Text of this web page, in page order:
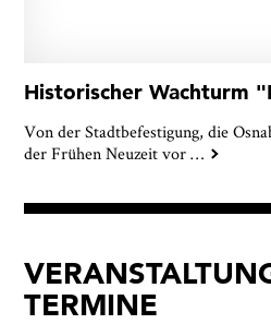
Historischer Wachturm
Von der Stadtbefestigung, die
der Frühen Neuzeit vor…
TERMINE